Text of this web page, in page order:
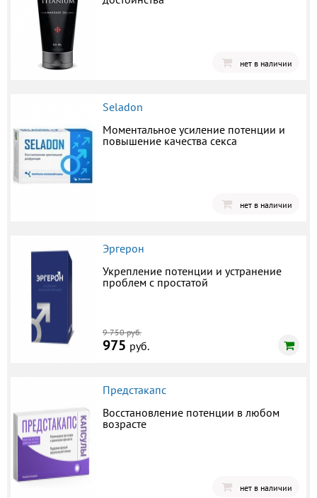
нет в наличии
Seladon
Моментальное усиление потенции и
повышение качества секса
нет в наличии
Эргерон
Укрепление потенции и устранение
проблем с простатой
9 750 руб.
975 руб.
Предстакапс
Восстановление потенции в любом
возрасте
нет в наличии